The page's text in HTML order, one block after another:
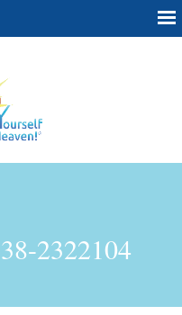
2322104